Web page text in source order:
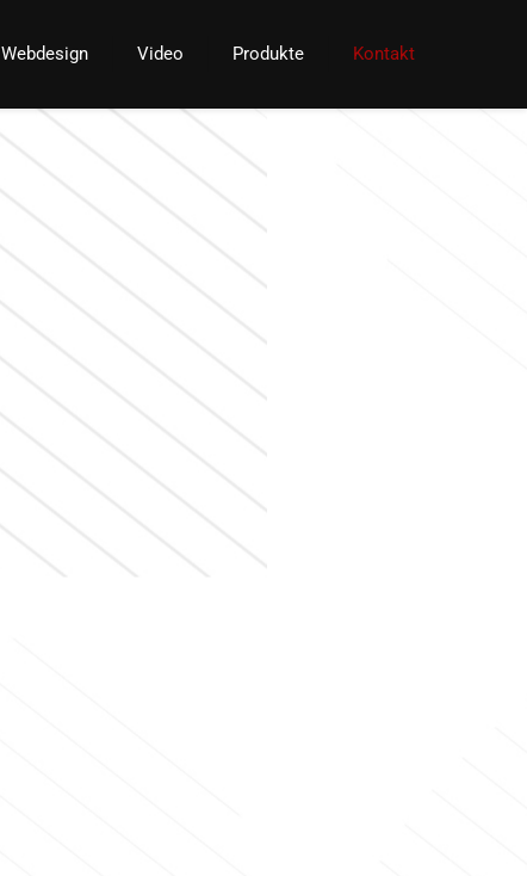
Webdesign Video Produkte Kontakt